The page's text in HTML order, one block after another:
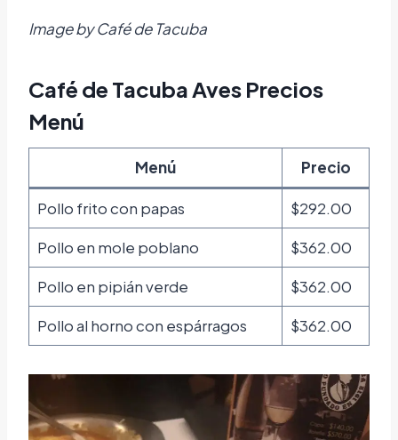
Image by Café de Tacuba
Café de Tacuba Aves Precios
Menú
Menú Precio
Pollo frito con papas
$292.00
Pollo en mole poblano
$362.00
Pollo en pipián verde
$362.00
Pollo al horno con espárragos
$362.00